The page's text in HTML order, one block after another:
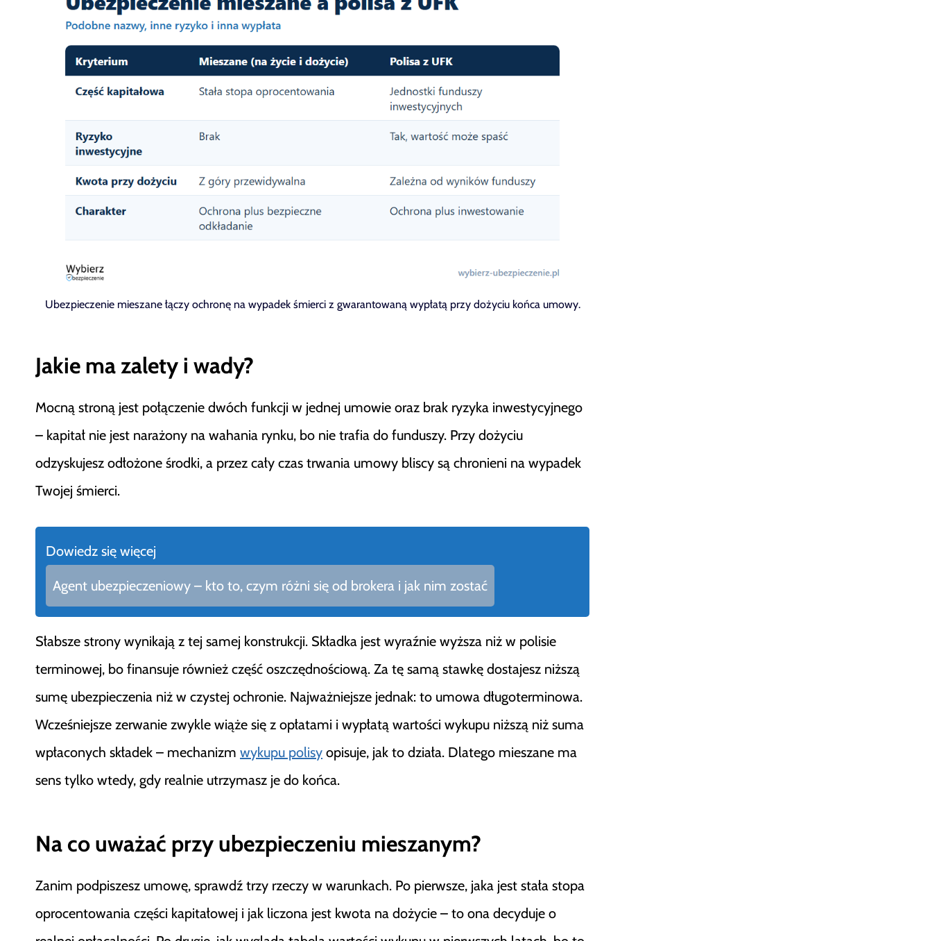
Ubezpieczenie mieszane łączy ochronę na wypadek śmierci z gwarantowaną wypłatą przy dożyciu końca umowy.
Jakie ma zalety i wady?
Mocną stroną jest połączenie dwóch funkcji w jednej umowie oraz brak ryzyka inwestycyjnego
– kapitał nie jest narażony na wahania rynku, bo nie trafia do funduszy. Przy dożyciu
odzyskujesz odłożone środki, a przez cały czas trwania umowy bliscy są chronieni na wypadek
Twojej śmierci.
Dowiedz się więcej
Agent ubezpieczeniowy – kto to, czym różni się od brokera i jak nim zostać
Słabsze strony wynikają z tej samej konstrukcji. Składka jest wyraźnie wyższa niż w polisie
terminowej, bo finansuje również część oszczędnościową. Za tę samą stawkę dostajesz niższą
sumę ubezpieczenia niż w czystej ochronie. Najważniejsze jednak: to umowa długoterminowa.
Wcześniejsze zerwanie zwykle wiąże się z opłatami i wypłatą wartości wykupu niższą niż suma
wpłaconych składek – mechanizm wykupu polisy opisuje, jak to działa. Dlatego mieszane ma
sens tylko wtedy, gdy realnie utrzymasz je do końca.
Na co uważać przy ubezpieczeniu mieszanym?
Zanim podpiszesz umowę, sprawdź trzy rzeczy w warunkach. Po pierwsze, jaka jest stała stopa
oprocentowania części kapitałowej i jak liczona jest kwota na dożycie – to ona decyduje o